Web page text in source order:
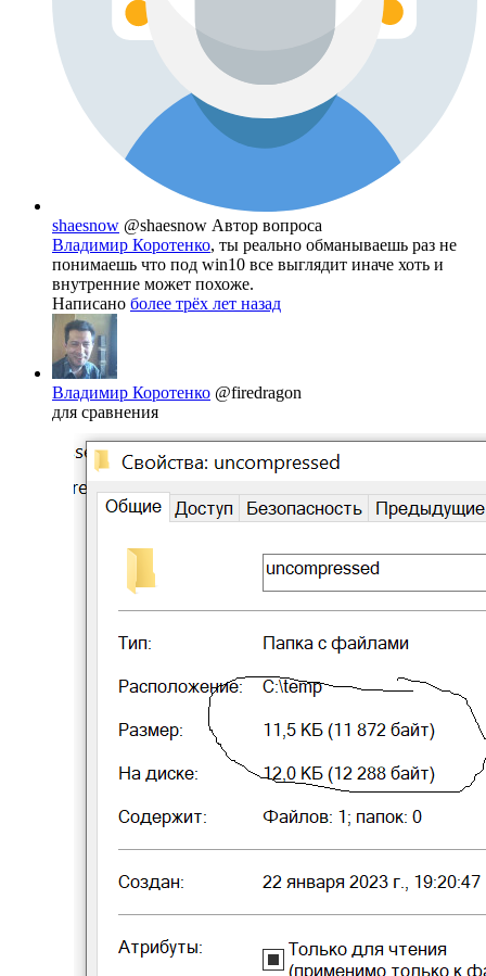
shaesnow @shaesnow Автор вопроса
Владимир Коротенко, ты реально обманываешь раз не
понимаешь что под win10 все выглядит иначе хоть и
внутренние может похоже.
Написано более трёх лет назад
Владимир Коротенко @firedragon
для сравнения